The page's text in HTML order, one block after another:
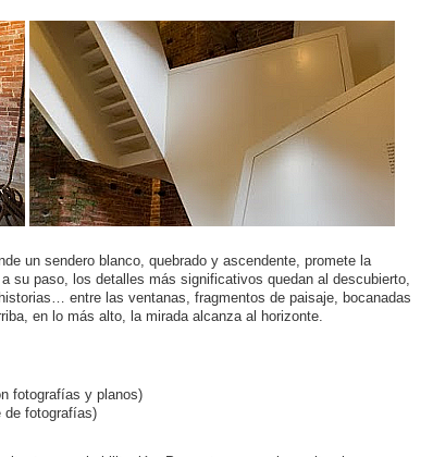
un sendero blanco, quebrado y ascendente, promete la
su paso, los detalles más significativos quedan al descubierto,
entre las ventanas, fragmentos de paisaje, bocanadas
en lo más alto, la mirada alcanza al horizonte.
fotografías y planos)
fotografías)